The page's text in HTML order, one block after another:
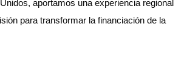
aportamos una experiencia regional
para transformar la financiación de la